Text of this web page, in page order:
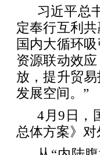
习近平总
定奉行互利
国内大循环
资源联动效
放，提升贸
发展空间。”
4月9日，
总体方案》